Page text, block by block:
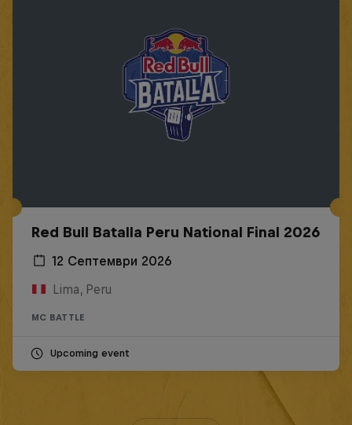
Red Bull Batalla Peru National Final 2026
12 Септември 2026
Lima, Peru
MC BATTLE
Upcoming event